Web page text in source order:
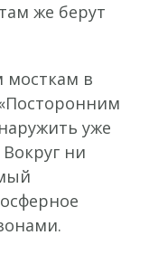
же берут
мосткам в
уже
ни